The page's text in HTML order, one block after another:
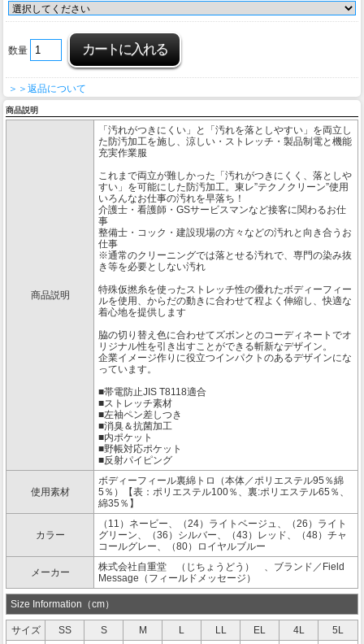
数量
＞＞返品について
商品説明
商品説明
「汚れがつきにくい」と「汚れを落としやすい」を両立し
た防汚加工を施し、涼しい・ストレッチ・製品制電と機能
充実作業服
これまで両立が難しかった「汚れがつきにくく、落としや
すい」を可能にした防汚加工。東レ”テクノクリーン”使用
いろんなお仕事の汚れを早落ち！
介護士・看護師・GSサービスマンなど接客に関わるお仕
事
整備士・コック・建設現場の方々などの汚れと向き合うお
仕事
※通常のクリーニングでは落とせる汚れで、専門の染み抜
き等を必要としない汚れ
特殊仮撚糸を使ったストレッチ性の優れたボディーフィー
ルを使用、からだの動きに合わせて程よく伸縮し、快適な
着心地を提供します
脇の切り替え色に合わせてズボンとのコーディネートでオ
リジナル性を引き出すことができる斬新なデザイン。
企業イメージ作りに役立つインパクトのあるデザインにな
っています。
■帯電防止JIS T8118適合
■ストレッチ素材
■左袖ペン差しつき
■消臭＆抗菌加工
■内ポケット
■野帳対応ポケット
■反射パイピング
使用素材
ボディーフィール裏綿トロ（本体／ポリエステル95％綿
5％）【表：ポリエステル100％、裏:ポリエステル65％、
綿35％】
カラー
（11）ネービー、（24）ライトベージュ、（26）ライト
グリーン、（36）シルバー、（43）レッド、（48）チャ
コールグレー、（80）ロイヤルブルー
メーカー
株式会社自重堂 （じちょうどう） 、ブランド／Field
Message（フィールドメッセージ）
Size Information（cm）
サイズ SS S M L LL EL 4L 5L